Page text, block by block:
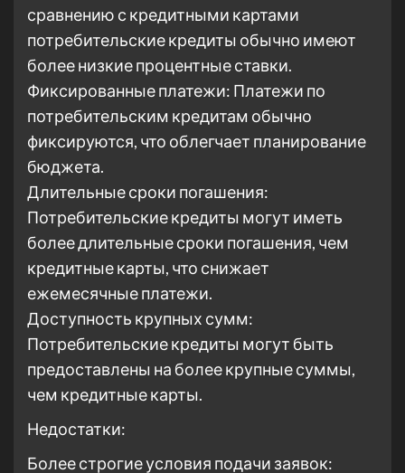
сравнению с кредитными картами
потребительские кредиты обычно имеют
более низкие процентные ставки.
Фиксированные платежи: Платежи по
потребительским кредитам обычно
фиксируются, что облегчает планирование
бюджета.
Длительные сроки погашения:
Потребительские кредиты могут иметь
более длительные сроки погашения, чем
кредитные карты, что снижает
ежемесячные платежи.
Доступность крупных сумм:
Потребительские кредиты могут быть
предоставлены на более крупные суммы,
чем кредитные карты.
Недостатки:
Более строгие условия подачи заявок: